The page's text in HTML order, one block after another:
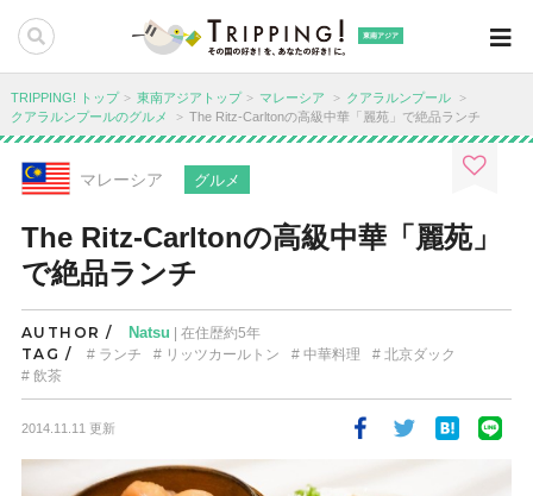
東南アジア
TRIPPING! トップ 東南アジアトップ マレーシア
クアラルンプール
クアラルンプールのグルメ
The Ritz-Carltonの高級中華「麗苑」で絶品ランチ
マレーシア グルメ
The Ritz-Carltonの高級中華「麗苑」
で絶品ランチ
AUTHOR / Natsu | 在住歴約5年
TAG / ランチ リッツカールトン 中華料理
北京ダック
飲茶
2014.11.11 更新